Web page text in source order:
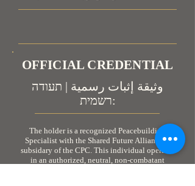
OFFICIAL CREDENTIAL
وثيقة إثبات رسمية | תעודה
רשמית:
The holder is a recognized Peacebuilding
Specialist with the Shared Future Alliance, a
subsidary of the CPC. This individual operates
in an authorized, neutral, non-combatant